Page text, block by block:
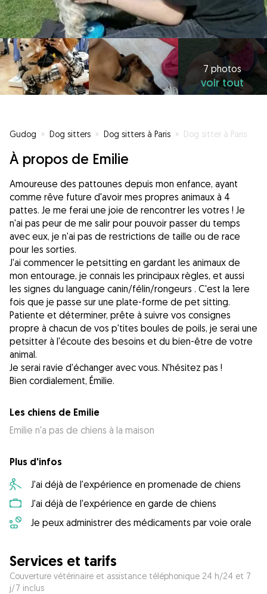
7 photos
voir tout
Gudog » Dog sitters » Dog sitters à Paris » Dog sitter à Paris
À propos de Emilie
Amoureuse des pattounes depuis mon enfance, ayant
comme rêve future d'avoir mes propres animaux à 4
pattes. Je me ferai une joie de rencontrer les votres ! Je
n'ai pas peur de me salir pour pouvoir passer du temps
avec eux, je n'ai pas de restrictions de taille ou de race
pour les sorties.
J'ai commencer le petsitting en gardant les animaux de
mon entourage, je connais les principaux règles, et aussi
les signes du language canin/félin/rongeurs . C'est la 1ere
fois que je passe sur une plate-forme de pet sitting.
Patiente et déterminer, prête à suivre vos consignes
propre à chacun de vos p'tites boules de poils, je serai une
petsitter à l'écoute des besoins et du bien-être de votre
animal.
Je serai ravie d'échanger avec vous. N'hésitez pas !
Bien cordialement, Émilie.
Les chiens de Emilie
Emilie n'a pas de chiens à la maison
Plus d'infos
J'ai déjà de l'expérience en promenade de chiens
J'ai déjà de l'expérience en garde de chiens
Je peux administrer des médicaments par voie orale
Services et tarifs
Couverture vétérinaire et assistance téléphonique 24 h/24 et 7
j/7 inclus